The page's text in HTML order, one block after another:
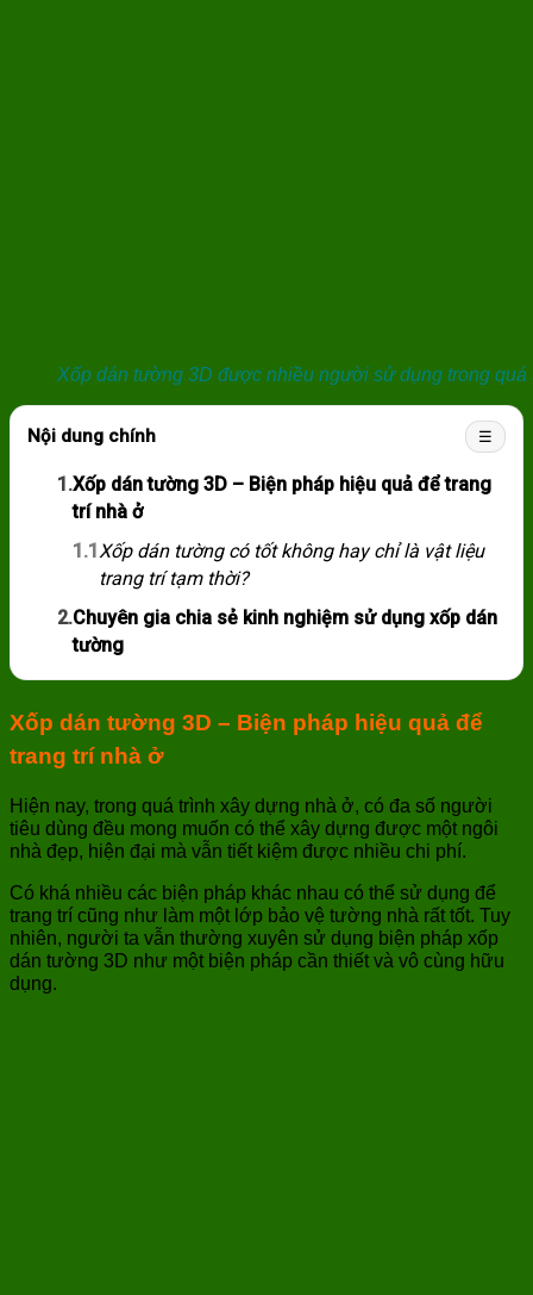
Xốp dán tường 3D được nhiều người sử dụng trong quá
Nội dung chính ☰
1.Xốp dán tường 3D – Biện pháp hiệu quả để trang
trí nhà ở
1.1Xốp dán tường có tốt không hay chỉ là vật liệu
trang trí tạm thời?
2.Chuyên gia chia sẻ kinh nghiệm sử dụng xốp dán
tường
Xốp dán tường 3D – Biện pháp hiệu quả để
trang trí nhà ở
Hiện nay, trong quá trình xây dựng nhà ở, có đa số người
tiêu dùng đều mong muốn có thể xây dựng được một ngôi
nhà đẹp, hiện đại mà vẫn tiết kiệm được nhiều chi phí.
Có khá nhiều các biện pháp khác nhau có thể sử dụng để
trang trí cũng như làm một lớp bảo vệ tường nhà rất tốt. Tuy
nhiên, người ta vẫn thường xuyên sử dụng biện pháp xốp
dán tường 3D như một biện pháp cần thiết và vô cùng hữu
dụng.